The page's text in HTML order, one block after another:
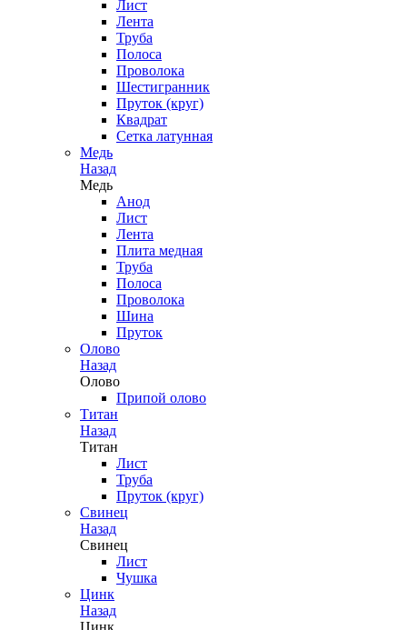
Лист
Лента
Труба
Полоса
Проволока
Шестигранник
Пруток (круг)
Квадрат
Сетка латунная
Медь
Назад
Медь
Анод
Лист
Лента
Плита медная
Труба
Полоса
Проволока
Шина
Пруток
Олово
Назад
Олово
Припой олово
Титан
Назад
Титан
Лист
Труба
Пруток (круг)
Свинец
Назад
Свинец
Лист
Чушка
Цинк
Назад
Цинк